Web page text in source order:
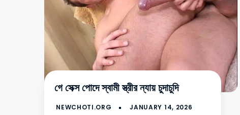
গে সেক্স পোদে স্বামী স্ত্রীর ন্যায় চুদাচুদি